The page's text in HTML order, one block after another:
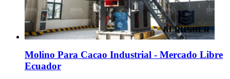
Molino Para Cacao Industrial - Mercado Libre
Ecuador